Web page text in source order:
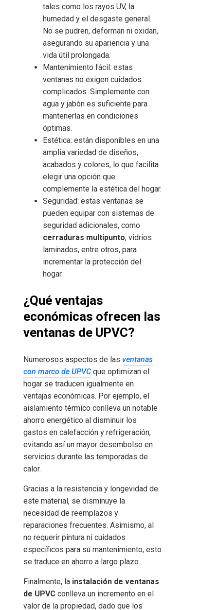
tales como los rayos UV, la
humedad y el desgaste general.
No se pudren, deforman ni oxidan,
asegurando su apariencia y una
vida útil prolongada.
Mantenimiento fácil: estas
ventanas no exigen cuidados
complicados. Simplemente con
agua y jabón es suficiente para
mantenerlas en condiciones
óptimas.
Estética: están disponibles en una
amplia variedad de diseños,
acabados y colores, lo que facilita
elegir una opción que
complemente la estética del hogar.
Seguridad: estas ventanas se
pueden equipar con sistemas de
seguridad adicionales, como
cerraduras multipunto, vidrios
laminados, entre otros, para
incrementar la protección del
hogar.
¿Qué ventajas
económicas ofrecen las
ventanas de UPVC?
Numerosos aspectos de las ventanas
con marco de UPVC que optimizan el
hogar se traducen igualmente en
ventajas económicas. Por ejemplo, el
aislamiento térmico conlleva un notable
ahorro energético al disminuir los
gastos en calefacción y refrigeración,
evitando así un mayor desembolso en
servicios durante las temporadas de
calor.
Gracias a la resistencia y longevidad de
este material, se disminuye la
necesidad de reemplazos y
reparaciones frecuentes. Asimismo, al
no requerir pintura ni cuidados
específicos para su mantenimiento, esto
se traduce en ahorro a largo plazo.
Finalmente, la instalación de ventanas
de UPVC conlleva un incremento en el
valor de la propiedad, dado que los